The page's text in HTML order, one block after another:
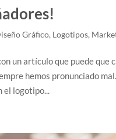
Gráfico, Logotipos,
un artículo que puede
hemos pronunciado
el logotipo...